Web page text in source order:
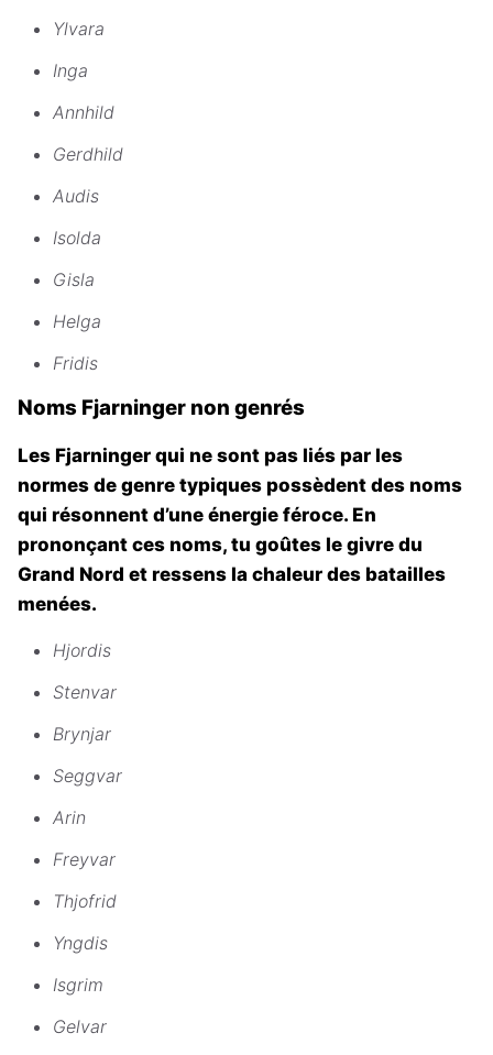
Ylvara
Inga
Annhild
Gerdhild
Audis
Isolda
Gisla
Helga
Fridis
Noms Fjarninger non genrés
Les Fjarninger qui ne sont pas liés par les
normes de genre typiques possèdent des noms
qui résonnent d’une énergie féroce. En
prononçant ces noms, tu goûtes le givre du
Grand Nord et ressens la chaleur des batailles
menées.
Hjordis
Stenvar
Brynjar
Seggvar
Arin
Freyvar
Thjofrid
Yngdis
Isgrim
Gelvar